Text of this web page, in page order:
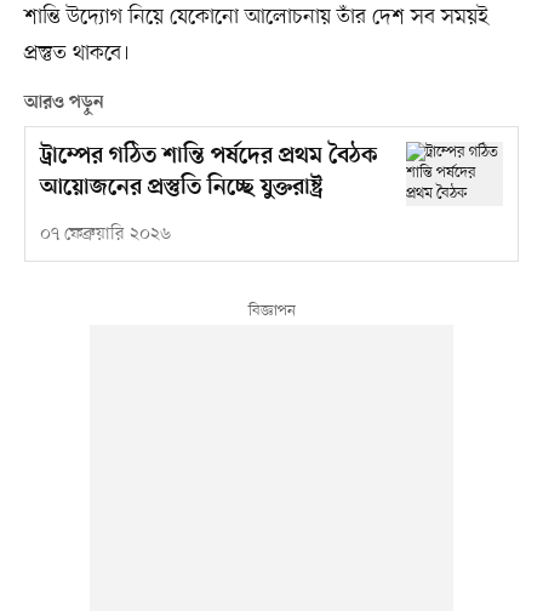
শান্তি উদ্যোগ নিয়ে যেকোনো আলোচনায় তাঁর দেশ সব সময়ই
প্রস্তুত থাকবে।
আরও পড়ুন
ট্রাম্পের গঠিত শান্তি পর্ষদের প্রথম বৈঠক
আয়োজনের প্রস্তুতি নিচ্ছে যুক্তরাষ্ট্র
০৭ ফেব্রুয়ারি ২০২৬